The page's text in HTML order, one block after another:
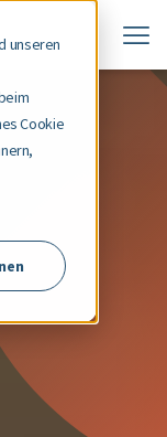
unseren
Cookie